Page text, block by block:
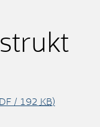
/ 192 KB)